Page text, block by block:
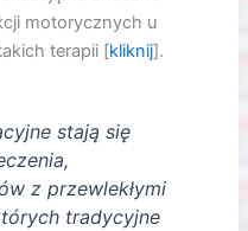
motorycznych u
terapii [kliknij].
stają się
z przewlekłymi
tradycyjne